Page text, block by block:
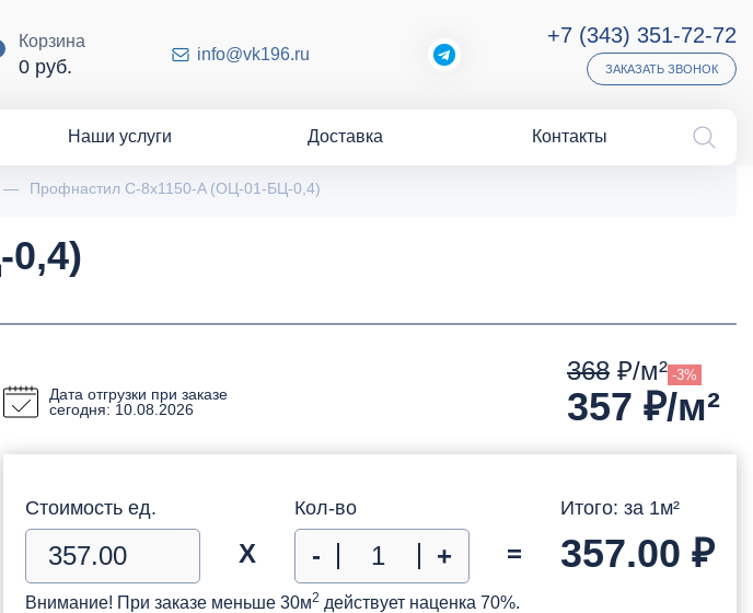
Корзина
0 руб.
info@vk196.ru
+7 (343) 351-72-72
ЗАКАЗАТЬ ЗВОНОК
Наши услуги Доставка Контакты
— Профнастил С-8х1150-A (ОЦ-01-БЦ-0,4)
Дата отгрузки при заказе
сегодня: 10.08.2026
368 ₽/м² -3%
357 ₽/м²
Стоимость ед.
Х
Кол-во
- + =
Итого: за 1м²
357.00 ₽
Внимание! При заказе меньше 30м2 действует наценка 70%.